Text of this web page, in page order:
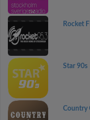
Rocket
Star 90s
Country